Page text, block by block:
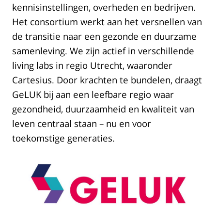
kennisinstellingen, overheden en bedrijven.
Het consortium werkt aan het versnellen van
de transitie naar een gezonde en duurzame
samenleving. We zijn actief in verschillende
living labs in regio Utrecht, waaronder
Cartesius. Door krachten te bundelen, draagt
GeLUK bij aan een leefbare regio waar
gezondheid, duurzaamheid en kwaliteit van
leven centraal staan – nu en voor
toekomstige generaties.